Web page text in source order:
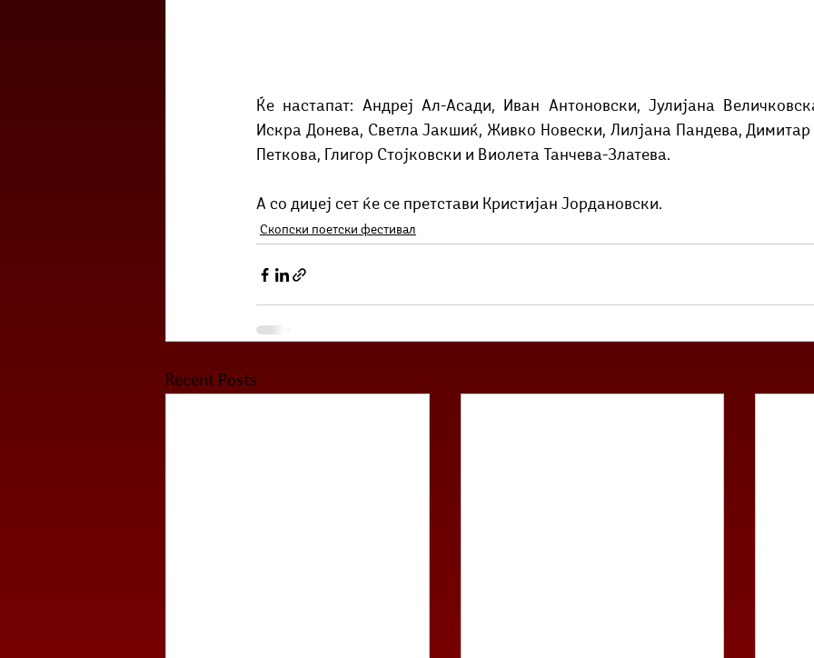
Ќе настапат: Андреј Ал-Асади, Иван Антоновски, Јулијана
Искра Донева, Светла Јакшиќ, Живко Новески, Лилјана Пандева, Димитар
Петкова, Глигор Стојковски и Виолета Танчева-Златева.
А со диџеј сет ќе се претстави Кристијан Јордановски.
Скопски поетски фестивал
Recent Posts